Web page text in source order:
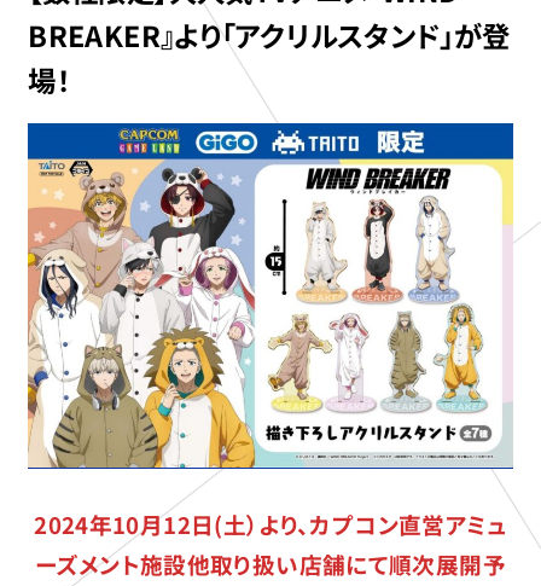
BREAKER』より「アクリルスタンド」が登
場！
2024年10月12日(土）より、カプコン直営アミュ
ーズメント施設他取り扱い店舗にて順次展開予